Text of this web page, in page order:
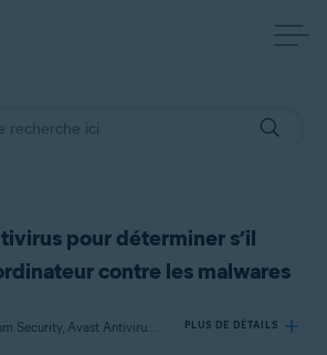
pour déterminer s’il
contre les malwares
S’applique à Avast Premium Security, Avast Antivirus Gratuit PLUS DE DÉTAILS